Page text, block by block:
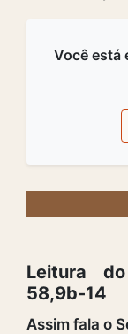
Você está
Leitura
58,9b-14
Assim fala o